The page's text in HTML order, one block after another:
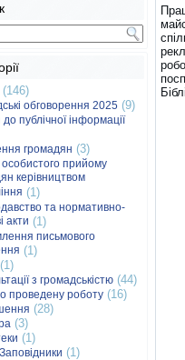
(146)
обговорення 2025 (9)
публічної інформації
громадян (3)
особистого прийому
керівництвом
(1)
та нормативно-
акти (1)
письмового
(1)
(1)
з громадськістю (44)
проведену роботу (16)
(28)
(3)
(1)
(1)